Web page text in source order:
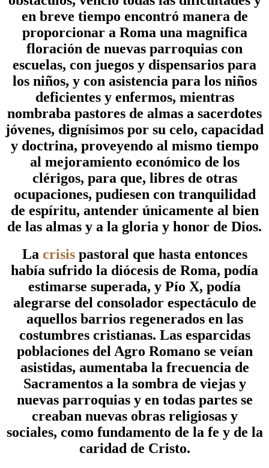
en breve tiempo encontró manera de
proporcionar a Roma una magnifica
floración de nuevas parroquias con
escuelas, con juegos y dispensarios para
los niños, y con asistencia para los niños
deficientes y enfermos, mientras
nombraba pastores de almas a sacerdotes
jóvenes, dignísimos por su celo, capacidad
y doctrina, proveyendo al mismo tiempo
al mejoramiento económico de los
clérigos, para que, libres de otras
ocupaciones, pudiesen con tranquilidad
de espíritu, antender únicamente al bien
de las almas y a la gloria y honor de Dios.
La crisispastoral que hasta entonces
había sufrido la diócesis de Roma, podía
estimarse superada, y Pío X, podía
alegrarse del consolador espectáculo de
aquellos barrios regenerados en las
costumbres cristianas. Las esparcidas
poblaciones del Agro Romano se veían
asistidas, aumentaba la frecuencia de
Sacramentos a la sombra de viejas y
nuevas parroquias y en todas partes se
creaban nuevas obras religiosas y
sociales, como fundamento de la fe y de la
caridad de Cristo.